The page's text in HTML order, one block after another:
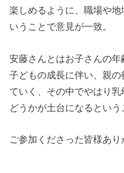
楽しめるように、職場や
いうことで意見が一致。
安藤さんとはお子さんの年
子どもの成長に伴い、親
ていく、その中でやはり
どうかが土台になるという
ご参加くださった皆様あり